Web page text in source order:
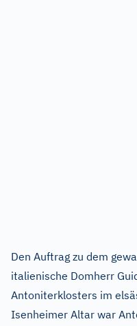
Den Auftrag zu dem
italienische Domherr
Antoniterklosters im
Isenheimer Altar war